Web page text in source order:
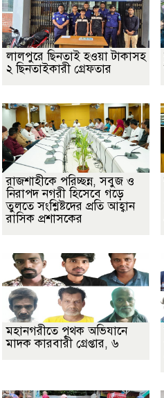
লালপুরে ছিনতাই হওয়া টাকাসহ
২ ছিনতাইকারী গ্রেফতার
রাজশাহীকে পরিচ্ছন্ন, সবুজ ও
নিরাপদ নগরী হিসেবে গড়ে
তুলতে সংশ্লিষ্টদের প্রতি আহ্বান
রাসিক প্রশাসকের
মহানগরীতে পৃথক অভিযানে
মাদক কারবারী গ্রেপ্তার, ৬